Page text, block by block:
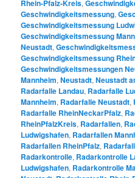
Rhein-Pfalz-Kreis,
Geschwindigkeitsmessung,
Geschwindigkeitsmessung
Geschwindigkeitsmessung
Neustadt,
Geschwindigkeitsmessung
Geschwindigkeitsmessungen
Mannheim,Neustadt,Neustadt
Radarfalle Landau, Radarfalle
Mannheim, Radarfalle Neustadt,
Radarfalle RheinNeckarPfalz,
RheinPfalzKreis, Radarfallen,
Ludwigshafen, Radarfallen
Radarfallen RheinPfalz,
Radarkontrolle, Radarkontrolle
Ludwigshafen, Radarkontrolle